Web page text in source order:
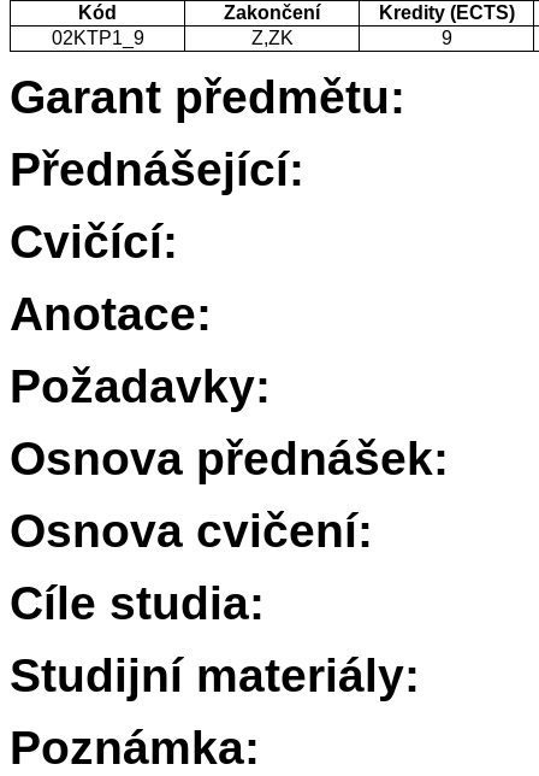
Kód Zakončení
Kredity (ECTS)
02KTP1_9
Z,ZK 9
Garant předmětu:
Přednášející:
Cvičící:
Anotace:
Požadavky:
Osnova přednášek:
Osnova cvičení:
Cíle studia:
Studijní materiály:
Poznámka: